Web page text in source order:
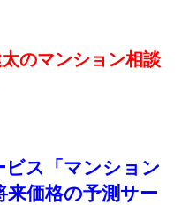
のマンション相談
ス「マンション
価格の予測サー